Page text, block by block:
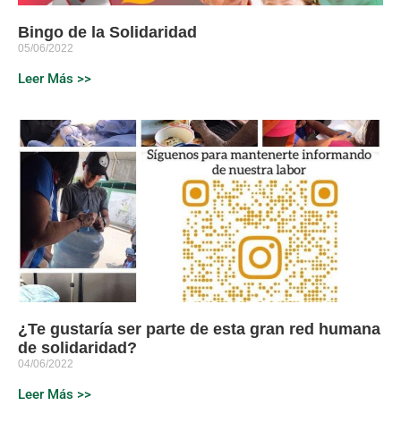
Bingo de la Solidaridad
05/06/2022
Leer Más >>
¿Te gustaría ser parte de esta gran red humana
de solidaridad?
04/06/2022
Leer Más >>